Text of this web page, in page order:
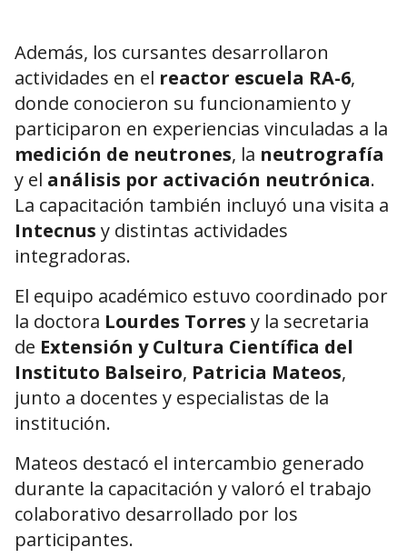
Además, los cursantes desarrollaron
actividades en el reactor escuela RA-6,
donde conocieron su funcionamiento y
participaron en experiencias vinculadas a la
medición de neutrones, la neutrografía
y el análisis por activación neutrónica.
La capacitación también incluyó una visita a
Intecnus y distintas actividades
integradoras.
El equipo académico estuvo coordinado por
la doctora Lourdes Torres y la secretaria
de Extensión y Cultura Científica del
Instituto Balseiro, Patricia Mateos,
junto a docentes y especialistas de la
institución.
Mateos destacó el intercambio generado
durante la capacitación y valoró el trabajo
colaborativo desarrollado por los
participantes.